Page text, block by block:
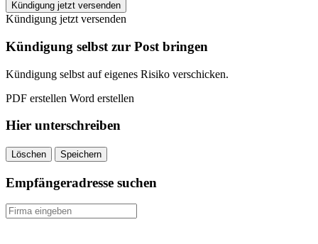
HDI
Unfallversicherung
kündigen
quantity
Kündigung jetzt versenden
Kündigung jetzt versenden
Kündigung selbst zur Post bringen
Kündigung selbst auf eigenes Risiko verschicken.
PDF erstellen Word erstellen
Hier unterschreiben
Löschen Speichern
Empfängeradresse suchen